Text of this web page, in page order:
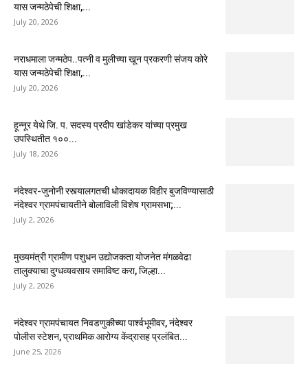
यास जन्मठेपेची शिक्षा,...
July 20, 2026
नराधमाला जन्मठेप..पत्नी व मुलीच्या खून प्रकरणी संजय कोरे
यास जन्मठेपेची शिक्षा,...
July 20, 2026
हून्नूर येथे जि. प. सदस्य प्रदीप खांडेकर यांच्या प्रमुख
उपस्थितीत १००...
July 18, 2026
नंदेश्वर-जुनोनी रस्त्यालगतची धोकादायक विहीर बुजविण्यासाठी
नंदेश्वर ग्रामपंचायतीने बोलाविली विशेष ग्रामसभा;...
July 2, 2026
मुख्यमंत्री ग्रामीण पशुधन उद्योजकता योजनेत मंगळवेढा
तालुक्याचा दुग्धव्यवसाय समाविष्ट करा, जिल्हा...
July 2, 2026
नंदेश्वर ग्रामपंचायत निवडणुकीच्या पार्श्वभूमीवर, नंदेश्वर
पोलीस स्टेशन, प्राथमिक आरोग्य केंद्रासह प्रलंबित...
June 25, 2026